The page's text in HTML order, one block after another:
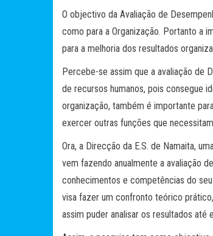
O objectivo da Avaliação de
como para a Organização. Portanto a
para a melhoria dos resultados
Percebe-se assim que a avaliação de
de recursos humanos, pois consegue
organização, também é importante
exercer outras funções que
Ora, a Direcção da E.S. de Namaita,
vem fazendo anualmente a avaliação
conhecimentos e competências do
visa fazer um confronto teórico
assim puder analisar os resultados até